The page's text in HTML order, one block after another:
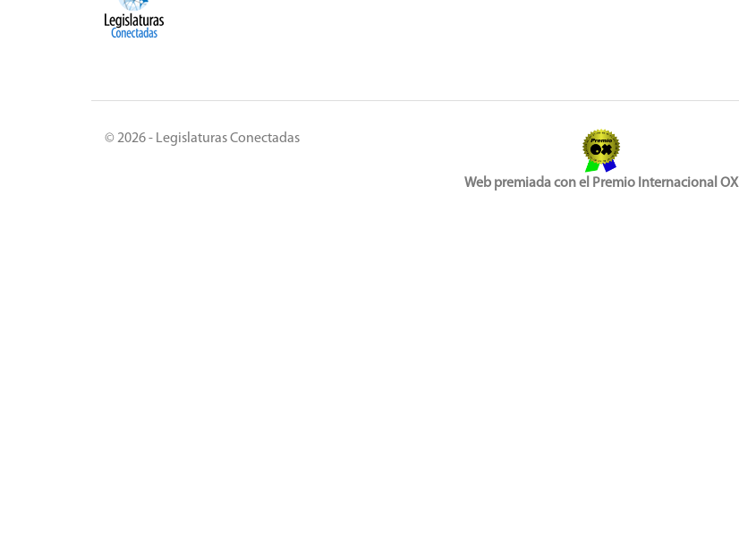
© 2026 - Legislaturas Conectadas
Web premiada con el Premio Internacional OX